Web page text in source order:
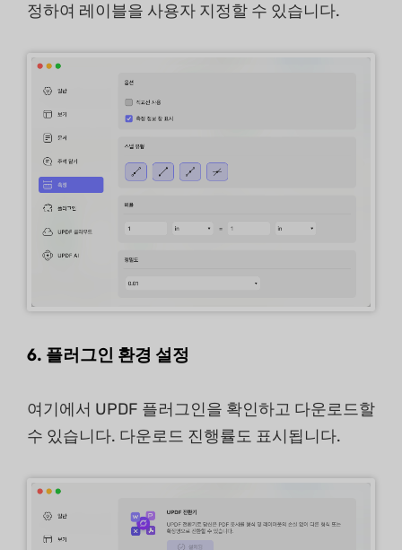
정하여 레이블을 사용자 지정할 수 있습니다.
6. 플러그인 환경 설정
여기에서 UPDF 플러그인을 확인하고 다운로드할
수 있습니다. 다운로드 진행률도 표시됩니다.